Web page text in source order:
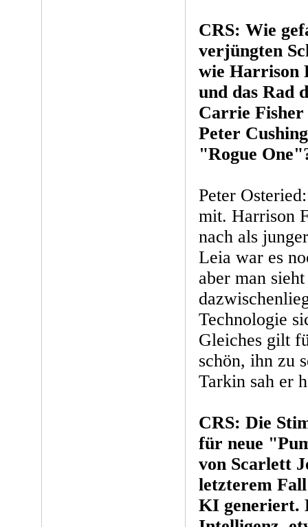
CRS: Wie
verjüngten
wie Harrison
und das Rad
Carrie Fisher
Peter
"Rogue
Peter
mit. Harrison
nach als
Leia war es
aber man
Technologie
Gleiches gilt
schön, ihn zu
Tarkin sah er
CRS: Die
für neue
von Scarlett
letzterem
KI generiert.